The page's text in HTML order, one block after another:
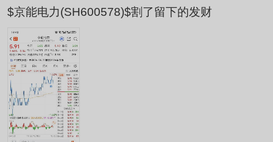
$京能电力(SH600578)$割了留下的发财